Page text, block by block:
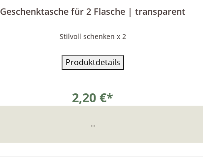
Geschenktasche für 2 Flasche | transparent
Stilvoll schenken x 2
Produktdetails
2,20 €*
...